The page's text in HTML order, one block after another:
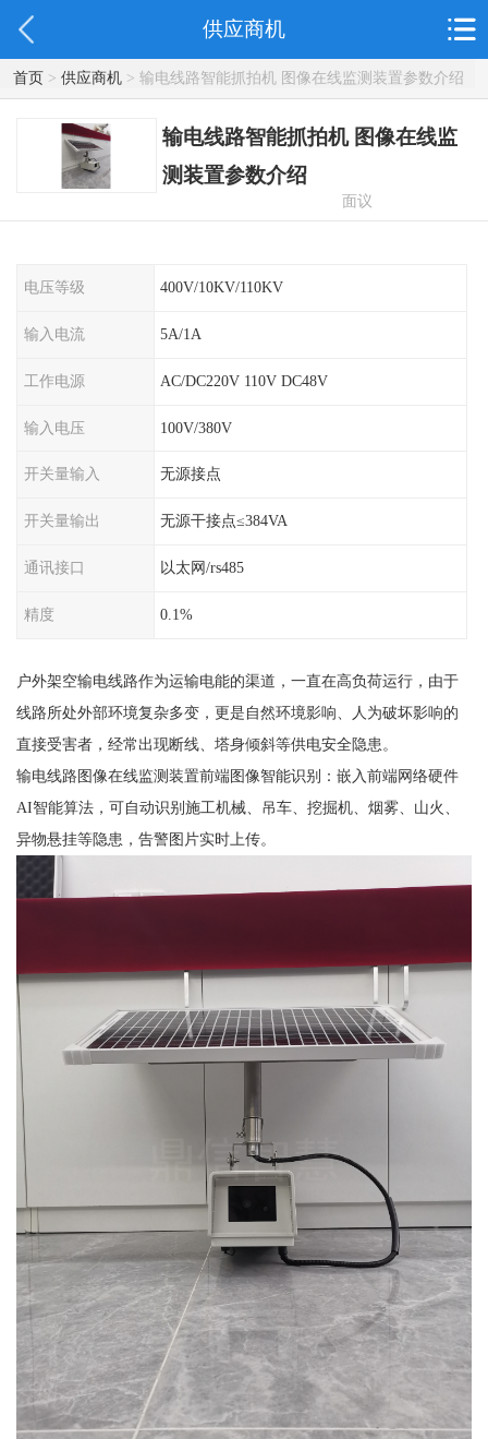
供应商机
首页> 供应商机> 输电线路智能抓拍机 图像在线监测装置参数介绍
输电线路智能抓拍机 图像在线监
测装置参数介绍
面议
电压等级 400V/10KV/110KV
输入电流 5A/1A
工作电源 AC/DC220V 110V DC48V
输入电压 100V/380V
开关量输入 无源接点
开关量输出 无源干接点≤384VA
通讯接口 以太网/rs485
精度 0.1%
户外架空输电线路作为运输电能的渠道，一直在高负荷运行，由于
线路所处外部环境复杂多变，更是自然环境影响、人为破坏影响的
直接受害者，经常出现断线、塔身倾斜等供电安全隐患。
输电线路图像在线监测装置前端图像智能识别：嵌入前端网络硬件
AI智能算法，可自动识别施工机械、吊车、挖掘机、烟雾、山火、
异物悬挂等隐患，告警图片实时上传。